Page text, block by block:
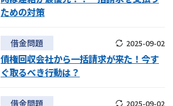
ための対策
借金問題 2025-09-02
債権回収会社から一括請求が来た！今す
ぐ取るべき行動は？
借金問題 2025-09-02